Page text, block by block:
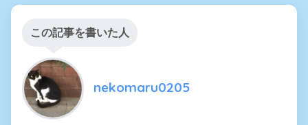
この記事を書いた人
nekomaru0205